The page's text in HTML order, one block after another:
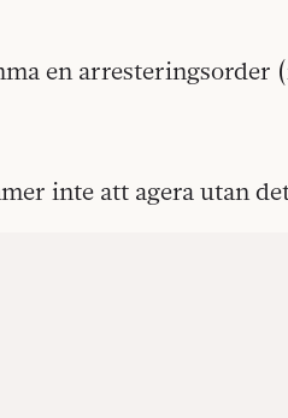
en arresteringsorder
inte att agera utan